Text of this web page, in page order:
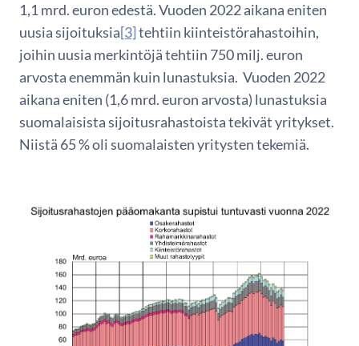
1,1 mrd. euron edestä. Vuoden 2022 aikana eniten
uusia sijoituksia[3]tehtiin kiinteistörahastoihin,
joihin uusia merkintöjä tehtiin 750 milj. euron
arvosta enemmän kuin lunastuksia. Vuoden 2022
aikana eniten (1,6 mrd. euron arvosta) lunastuksia
suomalaisista sijoitusrahastoista tekivät yritykset.
Niistä 65 % oli suomalaisten yritysten tekemiä.